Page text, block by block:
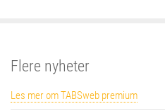
Flere nyheter
Les mer om TABSweb premium